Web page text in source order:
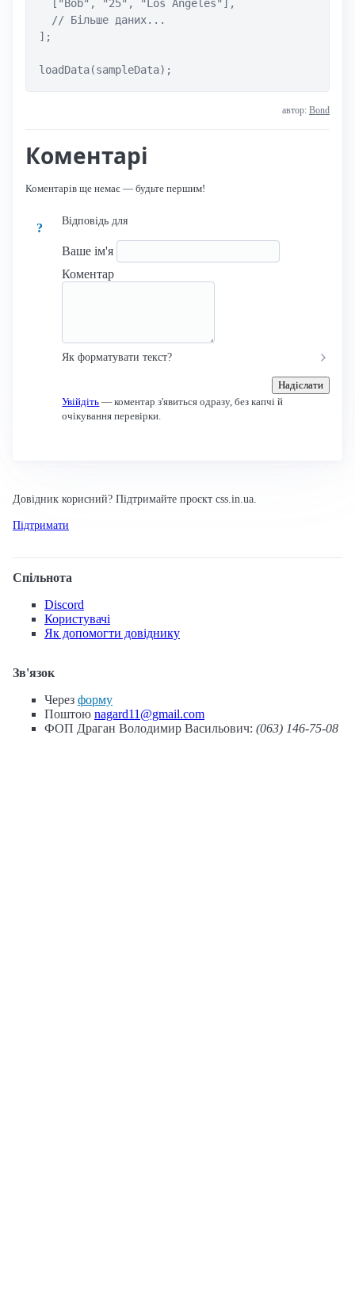
  ["Bob", "25", "Los Angeles"],
  // Більше даних...
];
loadData(sampleData);
автор: Bond
Коментарі
Коментарів ще немає — будьте першим!
?
Відповідь для
Ваше ім'я
Коментар
Як форматувати текст?
Надіслати
Увійдіть — коментар з'явиться одразу, без капчі й
очікування перевірки.
Довідник корисний? Підтримайте проєкт css.in.ua.
Підтримати
Спільнота
Discord
Користувачі
Як допомогти довіднику
Зв'язок
Через форму
Поштою nagard11@gmail.com
ФОП Драган Володимир Васильович: (063) 146-75-08